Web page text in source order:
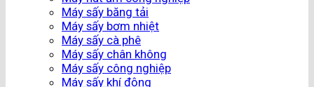
Máy sấy băng tải
Máy sấy bơm nhiệt
Máy sấy cà phê
Máy sấy chân không
Máy sấy công nghiệp
Máy sấy khí động